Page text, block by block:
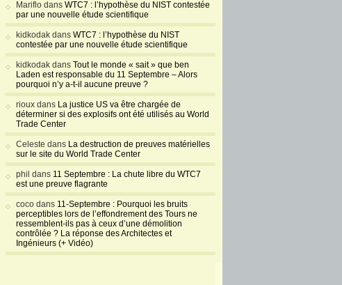
Mariflo dans WTC7 : l’hypothèse du NIST contestée
par une nouvelle étude scientifique
kidkodak dans WTC7 : l’hypothèse du NIST
contestée par une nouvelle étude scientifique
kidkodak dans Tout le monde « sait » que ben
Laden est responsable du 11 Septembre – Alors
pourquoi n’y a-t-il aucune preuve ?
rioux dans La justice US va être chargée de
déterminer si des explosifs ont été utilisés au World
Trade Center
Celeste dans La destruction de preuves matérielles
sur le site du World Trade Center
phil dans 11 Septembre : La chute libre du WTC7
est une preuve flagrante
coco dans 11-Septembre : Pourquoi les bruits
perceptibles lors de l’effondrement des Tours ne
ressemblent-ils pas à ceux d’une démolition
contrôlée ? La réponse des Architectes et
Ingénieurs (+ Vidéo)